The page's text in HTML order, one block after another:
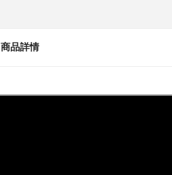
商品詳情